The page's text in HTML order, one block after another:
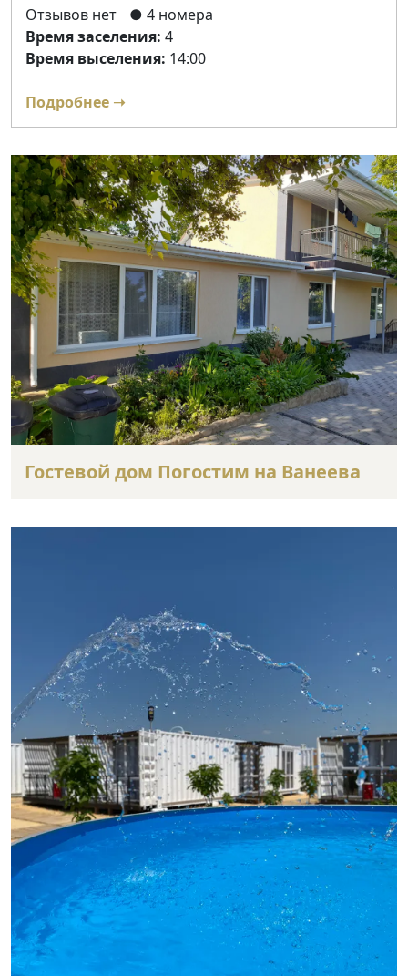
Отзывов нет
● 4 номера
Время заселения: 4
Время выселения: 14:00
Подробнее ➝
Гостевой дом Погостим на Ванеева